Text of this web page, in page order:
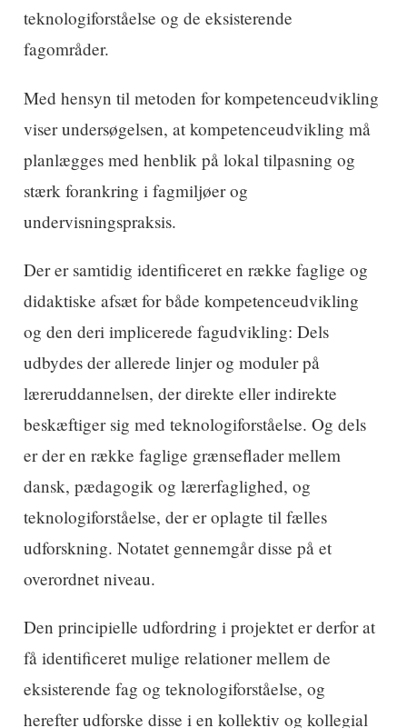
teknologiforståelse og de eksisterende
fagområder.
Med hensyn til metoden for kompetenceudvikling
viser undersøgelsen, at kompetenceudvikling må
planlægges med henblik på lokal tilpasning og
stærk forankring i fagmiljøer og
undervisningspraksis.
Der er samtidig identificeret en række faglige og
didaktiske afsæt for både kompetenceudvikling
og den deri implicerede fagudvikling: Dels
udbydes der allerede linjer og moduler på
læreruddannelsen, der direkte eller indirekte
beskæftiger sig med teknologiforståelse. Og dels
er der en række faglige grænseflader mellem
dansk, pædagogik og lærerfaglighed, og
teknologiforståelse, der er oplagte til fælles
udforskning. Notatet gennemgår disse på et
overordnet niveau.
Den principielle udfordring i projektet er derfor at
få identificeret mulige relationer mellem de
eksisterende fag og teknologiforståelse, og
herefter udforske disse i en kollektiv og kollegial